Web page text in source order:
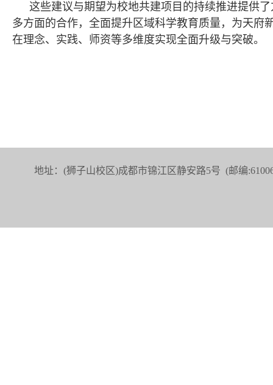
这些建议与期望为校地共建项目的持续推进提供
多方面的合作，全面提升区域科学教育质量，为天府
在理念、实践、师资等多维度实现全面升级与突破。
地址：(狮子山校区)成都市锦江区静安路5号 (邮编